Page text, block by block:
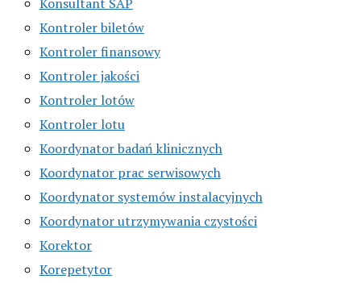
Kontroler biletów
Kontroler finansowy
Kontroler jakości
Kontroler lotów
Kontroler lotu
Koordynator badań klinicznych
Koordynator prac serwisowych
Koordynator systemów instalacyjnych
Koordynator utrzymywania czystości
Korektor
Korepetytor